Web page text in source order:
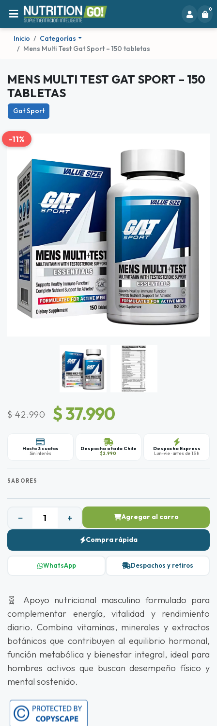
0
Inicio
Categorías
Mens Multi Test Gat Sport – 150 tabletas
MENS MULTI TEST GAT SPORT – 150
TABLETAS
Gat Sport
-11%
$ 42.990 $ 37.990
Hasta 3 cuotas
Sin interés
Despacho a todo Chile
$2.990
Despacho Express
Lun–vie · antes de 13 h
SABORES
− + Agregar al carro
Compra rápida
WhatsApp Despachos y retiros
🧬 Apoyo nutricional masculino formulado para
complementar energía, vitalidad y rendimiento
diario. Combina vitaminas, minerales y extractos
botánicos que contribuyen al equilibrio hormonal,
función metabólica y bienestar integral, ideal para
hombres activos que buscan desempeño físico y
mental sostenido.